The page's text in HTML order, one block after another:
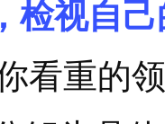
异，
问问